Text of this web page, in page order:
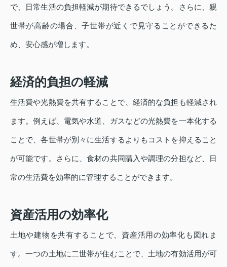
で、日常生活の負担軽減が期待できるでしょう。さらに、親
世帯が高齢の場合、子世帯が近くで見守ることができるた
め、安心感が増します。
経済的負担の軽減
生活費や光熱費を共有することで、経済的な負担も軽減され
ます。例えば、電気や水道、ガスなどの光熱費を一本化する
ことで、各世帯が別々に生活するよりもコストを抑えること
が可能です。さらに、食材の共同購入や調理の分担など、日
常の生活費を効率的に管理することができます。
資産活用の効率化
土地や建物を共有することで、資産活用の効率化も図れま
す。一つの土地に二世帯が住むことで、土地の有効活用が可